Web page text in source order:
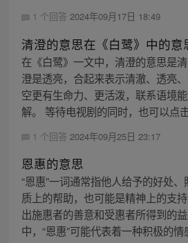
1 个回答 2024年09月17日 18:49
清澄的意思在《白鹭》中的意
在《白鹭》一文中，清澄的意思是清
澄是透亮，合起来表示清澈、透亮
空更有生命力、更活泼，联系语境
解。 等待电视剧的同时，也可以点
1 个回答 2024年09月25日 23:17
恩惠的意思
“恩惠”一词通常指他人给予的好处
质上的帮助，也可能是精神上的支
出施惠者的善意和受惠者所得到的
中，“恩惠”可能代表着一种积极的